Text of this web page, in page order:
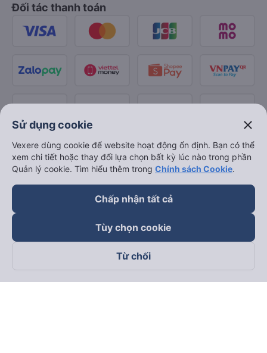
Đối tác thanh toán
Theo dõi chúng tôi trên
Sử dụng cookie close
Vexere dùng cookie để website hoạt động ổn định. Bạn có thể
xem chi tiết hoặc thay đổi lựa chọn bất kỳ lúc nào trong phần
Quản lý cookie. Tìm hiểu thêm trong Chính sách Cookie.
Chấp nhận tất cả
Tùy chọn cookie
Từ chối